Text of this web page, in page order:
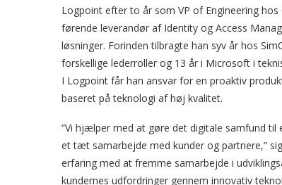
Logpoint efter to år som VP of Engineering hos
førende leverandør af Identity og Access
løsninger. Forinden tilbragte han syv år hos
forskellige lederroller og 13 år i Microsoft i
I Logpoint får han ansvar for en proaktiv
baseret på teknologi af høj kvalitet.
“Vi hjælper med at gøre det digitale samfund
et tæt samarbejde med kunder og partnere,”
erfaring med at fremme samarbejde i
kundernes udfordringer gennem innovativ